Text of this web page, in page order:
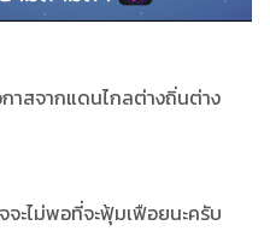
กาสจากแดนไกลต่างถิ่นต่าง
จะไม่พอที่จะฟุ้มเฟือยนะครับ